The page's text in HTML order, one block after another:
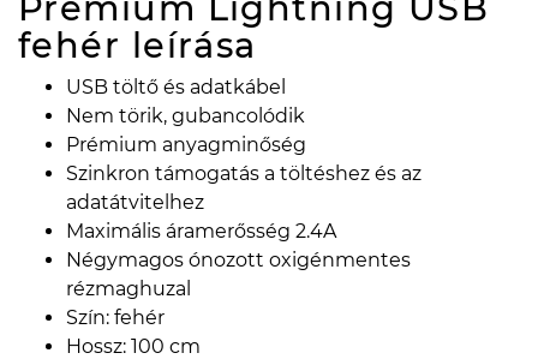
fehér leírása
USB töltő és adatkábel
Nem törik, gubancolódik
Prémium anyagminőség
Szinkron támogatás a töltéshez és az
adatátvitelhez
Maximális áramerősség 2.4A
Négymagos ónozott oxigénmentes
rézmaghuzal
Szín: fehér
Hossz: 100 cm